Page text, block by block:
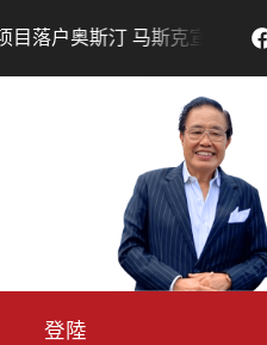
宣布投资200亿美元建设AI芯
登陸